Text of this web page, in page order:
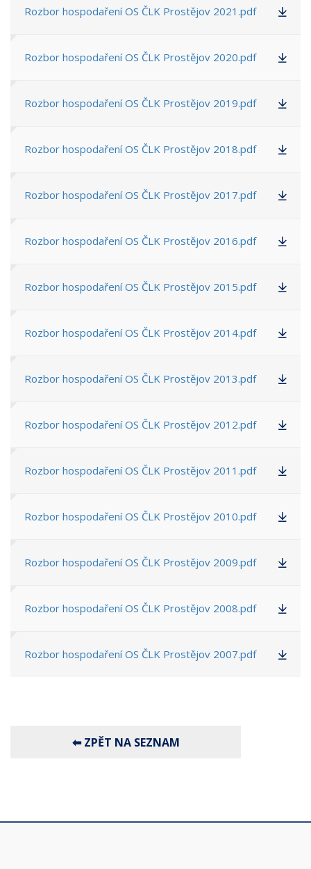
Rozbor hospodaření OS ČLK Prostějov 2021.pdf
Rozbor hospodaření OS ČLK Prostějov 2020.pdf
Rozbor hospodaření OS ČLK Prostějov 2019.pdf
Rozbor hospodaření OS ČLK Prostějov 2018.pdf
Rozbor hospodaření OS ČLK Prostějov 2017.pdf
Rozbor hospodaření OS ČLK Prostějov 2016.pdf
Rozbor hospodaření OS ČLK Prostějov 2015.pdf
Rozbor hospodaření OS ČLK Prostějov 2014.pdf
Rozbor hospodaření OS ČLK Prostějov 2013.pdf
Rozbor hospodaření OS ČLK Prostějov 2012.pdf
Rozbor hospodaření OS ČLK Prostějov 2011.pdf
Rozbor hospodaření OS ČLK Prostějov 2010.pdf
Rozbor hospodaření OS ČLK Prostějov 2009.pdf
Rozbor hospodaření OS ČLK Prostějov 2008.pdf
Rozbor hospodaření OS ČLK Prostějov 2007.pdf
⬅ ZPĚT NA SEZNAM